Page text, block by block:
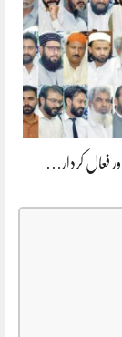
فعال کردار…